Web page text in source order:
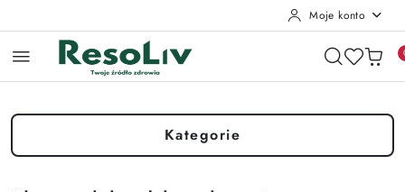
Moje konto
Kategorie